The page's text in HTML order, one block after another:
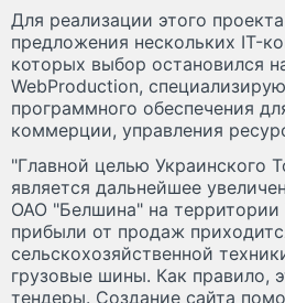
Для реализации этого
предложения нескольких IT-
которых выбор остановился
WebProduction,
программного обеспечения
коммерции, управления
"Главной целью Украинского
является дальнейшее
ОАО "Белшина" на
прибыли от продаж
сельскохозяйственной
грузовые шины. Как правило,
тендеры. Создание сайта